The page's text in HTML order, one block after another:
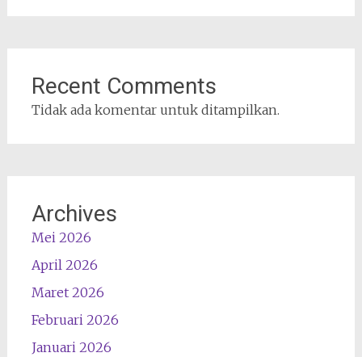
Recent Comments
Tidak ada komentar untuk ditampilkan.
Archives
Mei 2026
April 2026
Maret 2026
Februari 2026
Januari 2026